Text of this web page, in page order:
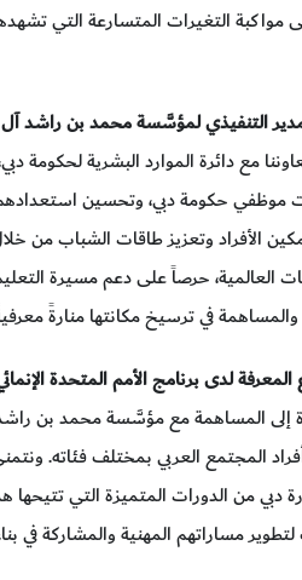
مواكبة التغيرات المتسارعة التي
التنفيذي لمؤسَّسة محمد بن راشد آل
مع دائرة الموارد البشرية
موظفي حكومة دبي، وتحسين
الأفراد وتعزيز طاقات الشباب من
حرصاً على دعم مسيرة
في ترسيخ مكانتها منارةً
لدى برنامج الأمم المتحدة
إلى المساهمة مع مؤسَّسة محمد بن
المجتمع العربي بمختلف فئاته.
دبي من الدورات المتميزة التي تتيحها
مساراتهم المهنية والمشاركة في